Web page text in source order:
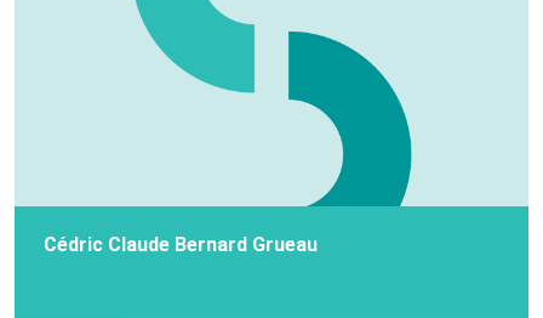
Cédric Claude Bernard Grueau